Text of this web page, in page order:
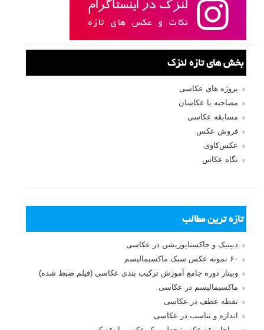
بخش های تازه لنزک
پروژه های عکاسی
مصاحبه با عکاسان
مسابقه عکاسی
فروش عکس
عکس‌کاوی
نگاه عکاس
تازه ترین مطالب
دیپتیک و جاکستا‌پوزیشن در عکاسی
۶۰ نمونه عکس سبک ماکسیمالیسم
وبینار دوره جامع آموزش ترکیب بندی عکاسی (فیلم ضبط شده)
ماکسیمالیسم در عکاسی
نقطه عطف در عکاسی
اندازه و تناسب در عکاسی